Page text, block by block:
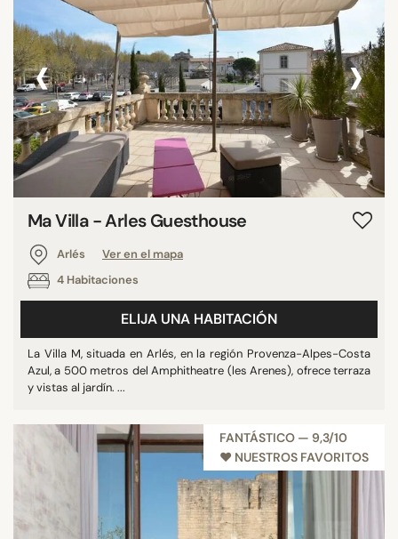
‹ ›
Ma Villa - Arles Guesthouse
Arlés
Ver en el mapa
4 Habitaciones
ELIJA UNA HABITACIÓN
La Villa M, situada en Arlés, en la región Provenza-Alpes-Costa
Azul, a 500 metros del Amphitheatre (les Arenes), ofrece terraza
y vistas al jardín. ...
FANTÁSTICO — 9,3/10
♥︎ NUESTROS FAVORITOS